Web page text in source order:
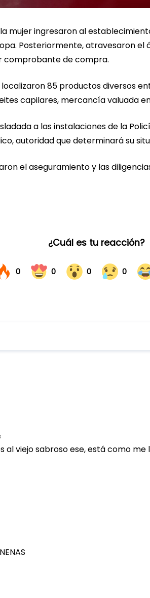
mujer ingresaron al
Posteriormente, atravesaron el
comprobante de compra.
localizaron 85 productos diversos
capilares, mercancía valuada en
a las instalaciones de la
autoridad que determinará su
el aseguramiento y las